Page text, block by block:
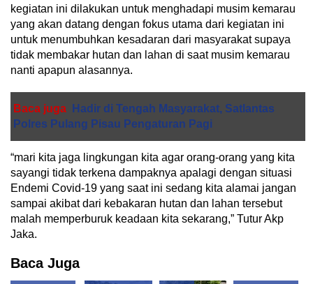
kegiatan ini dilakukan untuk menghadapi musim kemarau
yang akan datang dengan fokus utama dari kegiatan ini
untuk menumbuhkan kesadaran dari masyarakat supaya
tidak membakar hutan dan lahan di saat musim kemarau
nanti apapun alasannya.
Baca juga
Hadir di Tengah Masyarakat, Satlantas
Polres Pulang Pisau Pengaturan Pagi
“mari kita jaga lingkungan kita agar orang-orang yang kita
sayangi tidak terkena dampaknya apalagi dengan situasi
Endemi Covid-19 yang saat ini sedang kita alamai jangan
sampai akibat dari kebakaran hutan dan lahan tersebut
malah memperburuk keadaan kita sekarang,” Tutur Akp
Jaka.
Baca Juga